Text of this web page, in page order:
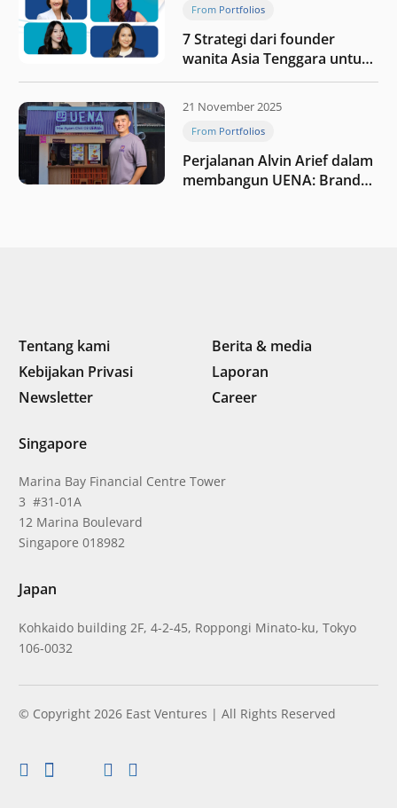
From Portfolios
7 Strategi dari founder
wanita Asia Tenggara untuk
tetap relevan di tengah
perubahan dunia
perdagangan
21 November 2025
From Portfolios
Perjalanan Alvin Arief dalam
membangun UENA : Brand
Tentang kami
Berita & media
Kebijakan Privasi
Laporan
Newsletter
Career
Singapore
Marina Bay Financial Centre Tower
3 #31-01A
12 Marina Boulevard
Singapore 018982
Japan
Kohkaido building 2F, 4-2-45, Roppongi Minato-ku, Tokyo
106-0032
© Copyright 2026 East Ventures | All Rights Reserved